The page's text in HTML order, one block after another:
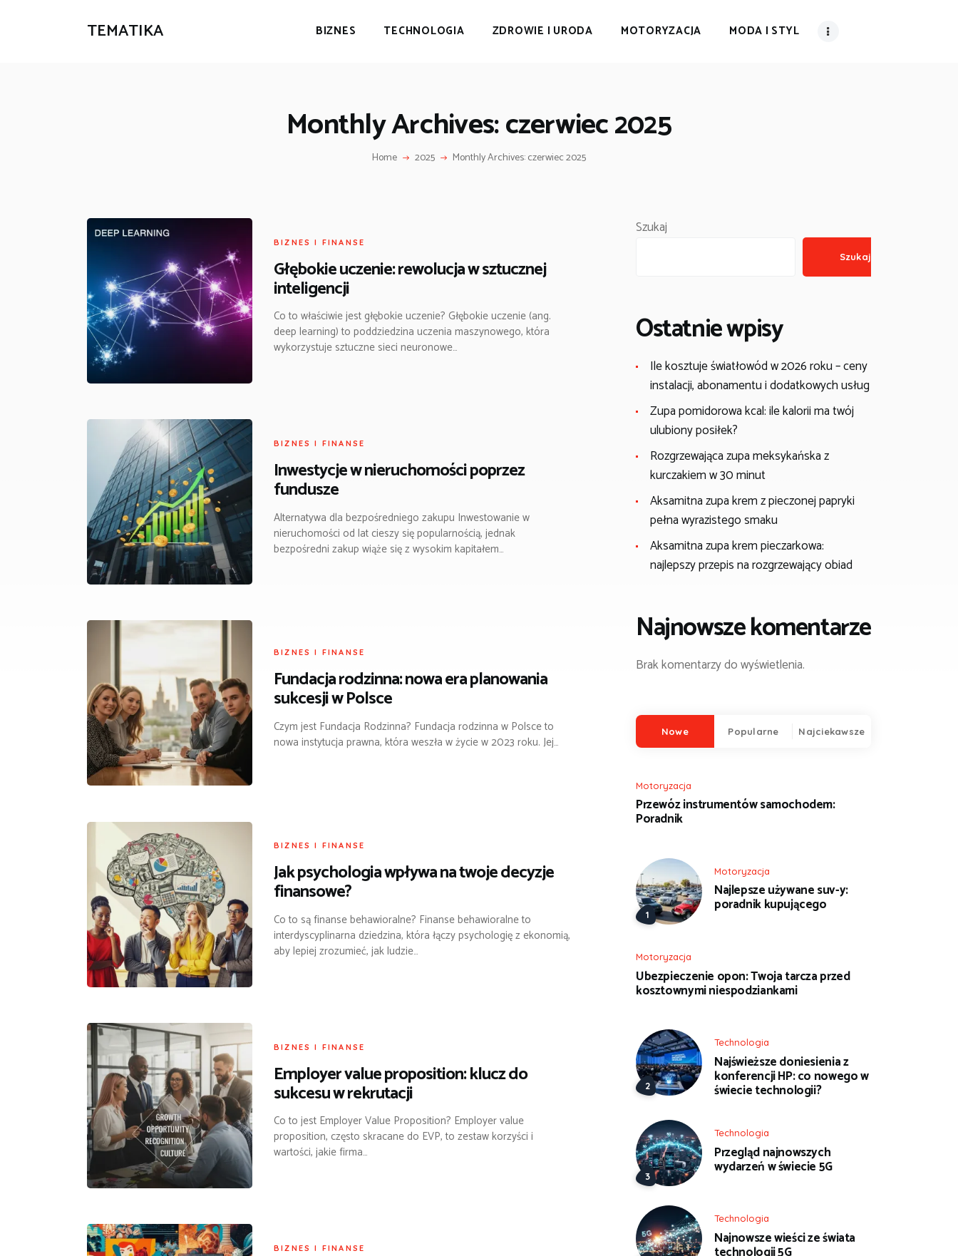
TEMATIKA BIZNES TECHNOLOGIA ZDROWIE I URODA MOTORYZACJA MODA I STYL
Monthly Archives: czerwiec 2025
Home 2025 Monthly Archives: czerwiec 2025
BIZNES I FINANSE
Głębokie uczenie: rewolucja w sztucznej
inteligencji
Co to właściwie jest głębokie uczenie? Głębokie uczenie (ang.
deep learning) to poddziedzina uczenia maszynowego, która
wykorzystuje sztuczne sieci neuronowe…
BIZNES I FINANSE
Inwestycje w nieruchomości poprzez
fundusze
Alternatywa dla bezpośredniego zakupu Inwestowanie w
nieruchomości od lat cieszy się popularnością, jednak
bezpośredni zakup wiąże się z wysokim kapitałem…
BIZNES I FINANSE
Fundacja rodzinna: nowa era planowania
sukcesji w Polsce
Czym jest Fundacja Rodzinna? Fundacja rodzinna w Polsce to
nowa instytucja prawna, która weszła w życie w 2023 roku. Jej…
BIZNES I FINANSE
Jak psychologia wpływa na twoje decyzje
finansowe?
Co to są finanse behawioralne? Finanse behawioralne to
interdyscyplinarna dziedzina, która łączy psychologię z ekonomią,
aby lepiej zrozumieć, jak ludzie…
BIZNES I FINANSE
Employer value proposition: klucz do
sukcesu w rekrutacji
Co to jest Employer Value Proposition? Employer value
proposition, często skracane do EVP, to zestaw korzyści i
wartości, jakie firma…
BIZNES I FINANSE
Szukaj
Szukaj
Ostatnie wpisy
Ile kosztuje światłowód w 2026 roku – ceny
instalacji, abonamentu i dodatkowych usług
Zupa pomidorowa kcal: ile kalorii ma twój
ulubiony posiłek?
Rozgrzewająca zupa meksykańska z
kurczakiem w 30 minut
Aksamitna zupa krem z pieczonej papryki
pełna wyrazistego smaku
Aksamitna zupa krem pieczarkowa:
najlepszy przepis na rozgrzewający obiad
Najnowsze komentarze
Brak komentarzy do wyświetlenia.
Nowe Popularne Najciekawsze
Motoryzacja
Przewóz instrumentów samochodem:
Poradnik
Motoryzacja
Najlepsze używane suv-y:
poradnik kupującego
Motoryzacja
Ubezpieczenie opon: Twoja tarcza przed
kosztownymi niespodziankami
Technologia
Najświeższe doniesienia z
konferencji HP: co nowego w
świecie technologii?
Technologia
Przegląd najnowszych
wydarzeń w świecie 5G
Technologia
Najnowsze wieści ze świata